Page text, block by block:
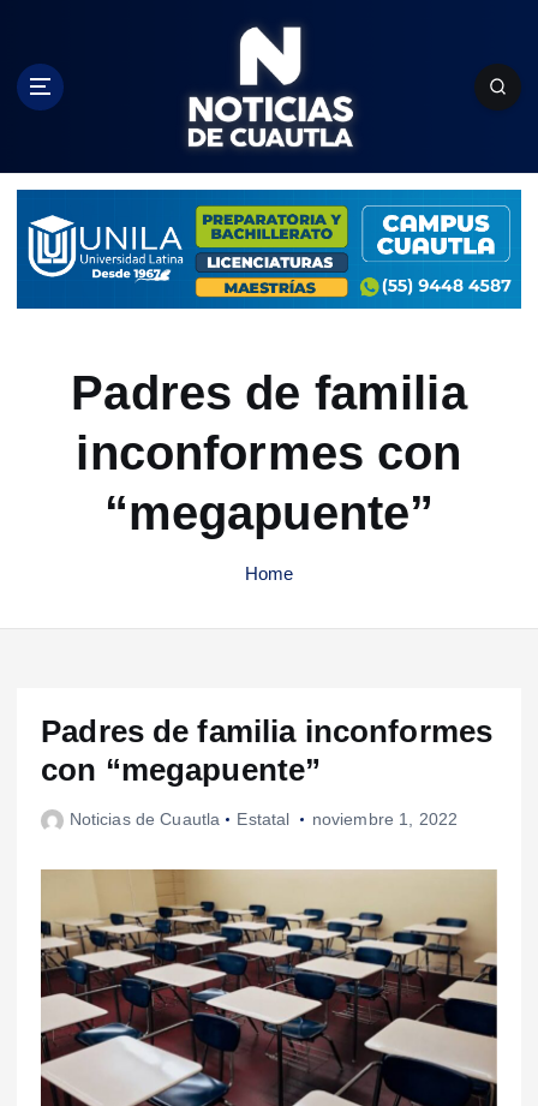
c
Padres de familia
inconformes con
“megapuente”
Home
Padres de familia inconformes
con “megapuente”
Noticias de Cuautla Estatal noviembre 1, 2022